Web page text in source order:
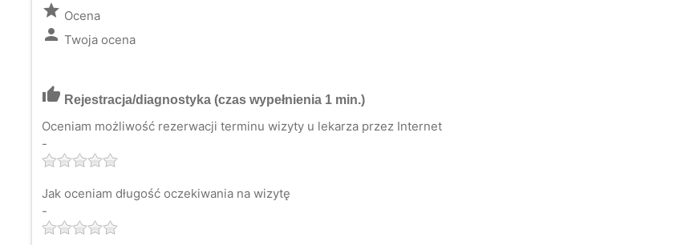
grade Ocena
person Twoja ocena
thumb_up Rejestracja/diagnostyka (czas wypełnienia 1 min.)
Oceniam możliwość rezerwacji terminu wizyty u lekarza przez Internet
-
Jak oceniam długość oczekiwania na wizytę
-